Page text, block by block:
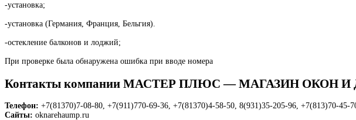
-установка;
-установка (Германия, Франция, Бельгия).
-остекление балконов и лоджий;
При проверке была обнаружена ошибка при вводе номера
Контакты компании МАСТЕР ПЛЮС — МАГАЗИН ОКОН И
Телефон: +7(81370)7-08-80, +7(911)770-69-36, +7(81370)4-58-50, 8(931)35-205-96, +7(813)70-45-
Сайты: oknarehaump.ru